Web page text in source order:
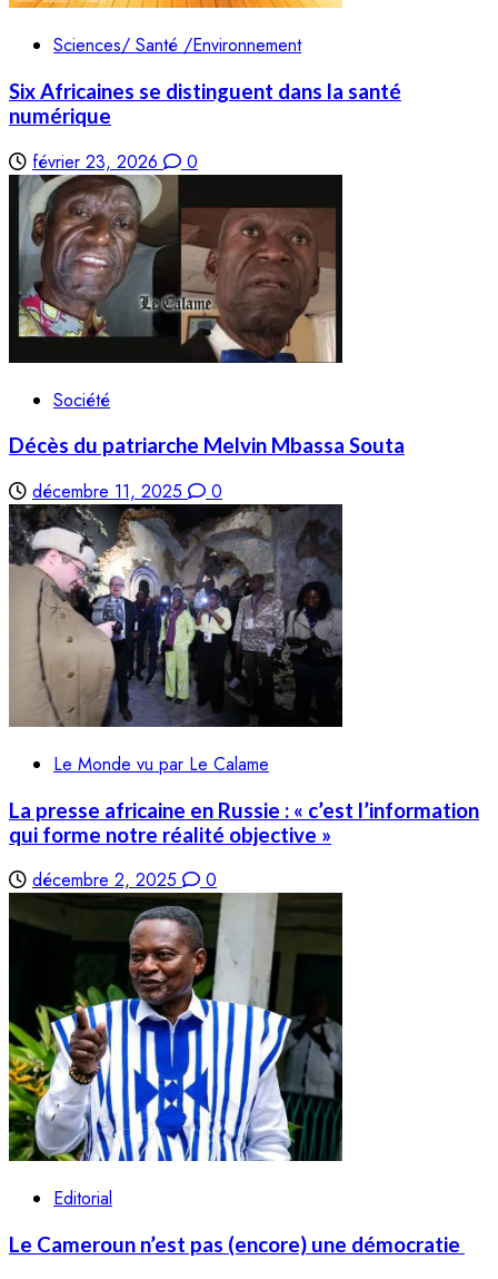
Sciences/ Santé /Environnement
Six Africaines se distinguent dans la santé
numérique
février 23, 2026 0
Société
Décès du patriarche Melvin Mbassa Souta
décembre 11, 2025 0
Le Monde vu par Le Calame
La presse africaine en Russie : « c’est l’information
qui forme notre réalité objective »
décembre 2, 2025 0
Editorial
Le Cameroun n’est pas (encore) une démocratie